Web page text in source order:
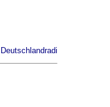
Deutschlandradi